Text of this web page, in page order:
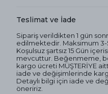
Teslimat ve İade
Sipariş verildikten 1 gün
edilmektedir. Maksimum 3-
Koşulsuz şartsız 15 Gün
mevcuttur. Beğenmeme,
kargo ücreti MÜŞTERİYE
iade ve değişimlerinde
Detaylı bilgi için iade ve
öneririz.